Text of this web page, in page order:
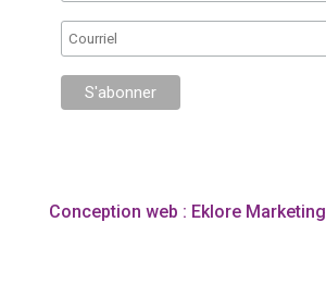
Conception web : Eklore Marketing